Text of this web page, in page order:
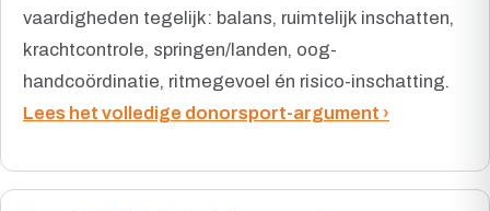
vaardigheden tegelijk: balans, ruimtelijk inschatten,
krachtcontrole, springen/landen, oog-
handcoördinatie, ritmegevoel én risico-inschatting.
Lees het volledige donorsport-argument ›